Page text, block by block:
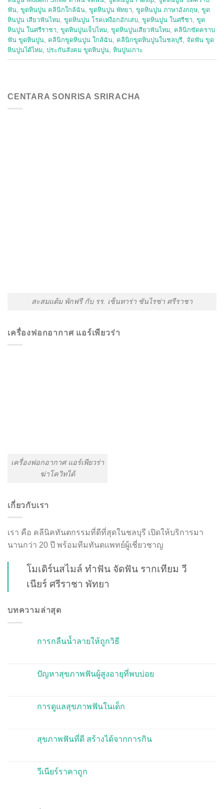
ฟัน ขูดหินปูน คลินิกใกล้ฉัน ขูดหินปูน พัทยา ขูดหินปูน ภาษาอังกฤษ ขูด
หินปูน เสียวฟันไหม ขูดหินปูน โรคเหงือกอักเสบ ขูดหินปูน ในศรีชา ขูด
หินปูน ในศรีราชา ขูดหินปูนเจ็บไหม ขูดหินปูนเสียวฟันไหม คลินิกขัดคราบ
ฟัน ขูดหินปูน คลินิกขูดหินปูน ใกล้ฉัน คลินิกขูดหินปูนในชลบุรี จัดฟัน ขูด
หินปูนได้ไหม ประกันสังคม ขูดหินปูน หินปูนเกาะ
CENTARA SONRISA SRIRACHA
สะสมแต้ม พักฟรี กับ รร. เซ็นทาร่า ซันไรซ่า ศรีราชา
เครื่องฟอกอากาศ แอร์เพียวร่า
เครื่องฟอกอากาศ แอร์เพียวร่า
ฆ่าโควิทได้
เกี่ยวกับเรา
เรา คือ คลีนิคทันตกรรมที่ดีที่สุดในชลบุรี เปิดให้บริการมา
นานกว่า 20 ปี พร้อมทีมทันตแพทย์ผู้เชี่ยวชาญ
โมเดิร์นสไมล์ ทำฟัน จัดฟัน รากเทียม วี
เนียร์ ศรีราชา พัทยา
บทความล่าสุด
การกลืนน้ำลายให้ถูกวิธี
ปัญหาสุขภาพฟันผู้สูงอายุที่พบบ่อย
การดูแลสุขภาพฟันในเด็ก
สุขภาพฟันที่ดี สร้างได้จากการกิน
วีเนียร์ราคาถูก